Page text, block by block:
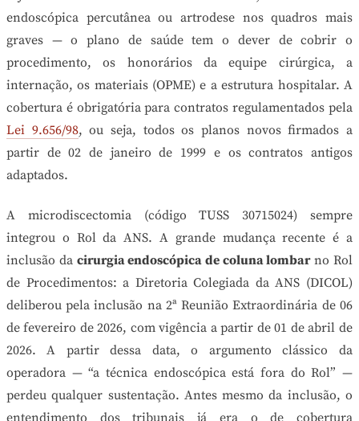
endoscópica percutânea ou artrodese nos quadros mais
graves — o plano de saúde tem o dever de cobrir o
procedimento, os honorários da equipe cirúrgica, a
internação, os materiais (OPME) e a estrutura hospitalar. A
cobertura é obrigatória para contratos regulamentados pela
Lei 9.656/98, ou seja, todos os planos novos firmados a
partir de 02 de janeiro de 1999 e os contratos antigos
adaptados.
A microdiscectomia (código TUSS 30715024) sempre
integrou o Rol da ANS. A grande mudança recente é a
inclusão da cirurgia endoscópica de coluna lombarno Rol
de Procedimentos: a Diretoria Colegiada da ANS (DICOL)
deliberou pela inclusão na 2ª Reunião Extraordinária de 06
de fevereiro de 2026, com vigência a partir de 01 de abril de
2026. A partir dessa data, o argumento clássico da
operadora — “a técnica endoscópica está fora do Rol” —
perdeu qualquer sustentação. Antes mesmo da inclusão, o